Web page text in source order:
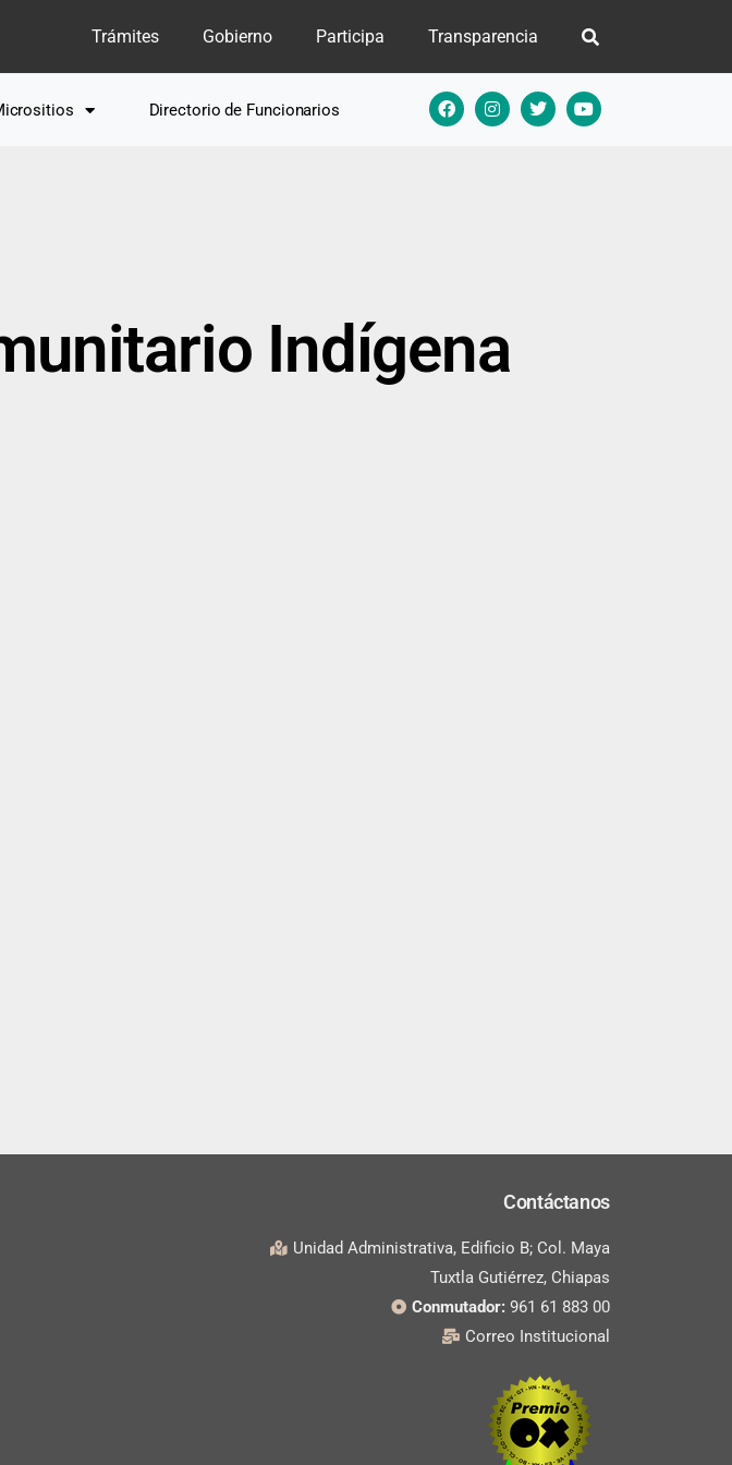
Trámites Gobierno Participa Transparencia
Directorio de Funcionarios
Indígena
Contáctanos
Unidad Administrativa, Edificio B; Col. Maya
Tuxtla Gutiérrez, Chiapas
Conmutador: 961 61 883 00
Correo Institucional